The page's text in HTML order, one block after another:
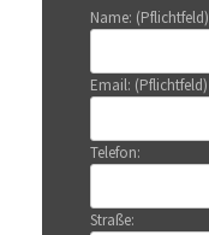
Name: (Pflichtfeld)
Email: (Pflichtfeld)
Telefon:
Straße: